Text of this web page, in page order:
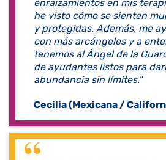
enraizamientos en mis
he visto cómo se sienten
y protegidas. Además, me
con más arcángeles y a
tenemos al Ángel de la
de ayudantes listos para
abundancia sin límites."
Cecilia (Mexicana /